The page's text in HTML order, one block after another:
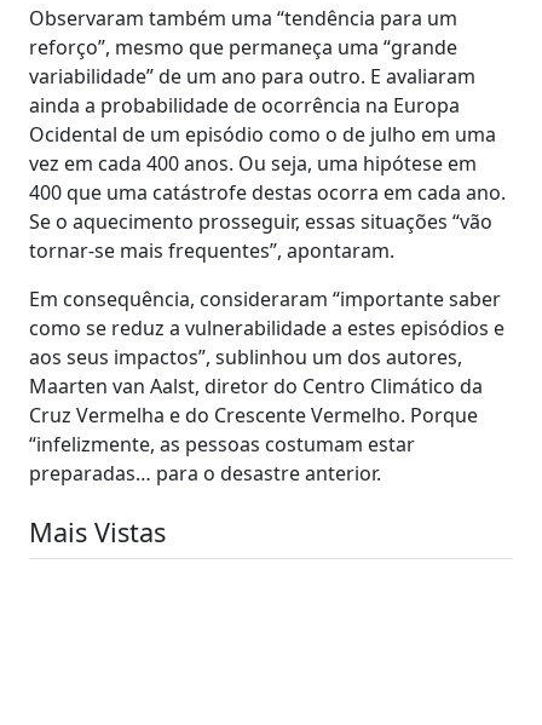
Observaram também uma “tendência para um
reforço”, mesmo que permaneça uma “grande
variabilidade” de um ano para outro. E avaliaram
ainda a probabilidade de ocorrência na Europa
Ocidental de um episódio como o de julho em uma
vez em cada 400 anos. Ou seja, uma hipótese em
400 que uma catástrofe destas ocorra em cada ano.
Se o aquecimento prosseguir, essas situações “vão
tornar-se mais frequentes”, apontaram.
Em consequência, consideraram “importante saber
como se reduz a vulnerabilidade a estes episódios e
aos seus impactos”, sublinhou um dos autores,
Maarten van Aalst, diretor do Centro Climático da
Cruz Vermelha e do Crescente Vermelho. Porque
“infelizmente, as pessoas costumam estar
preparadas… para o desastre anterior.
Mais Vistas